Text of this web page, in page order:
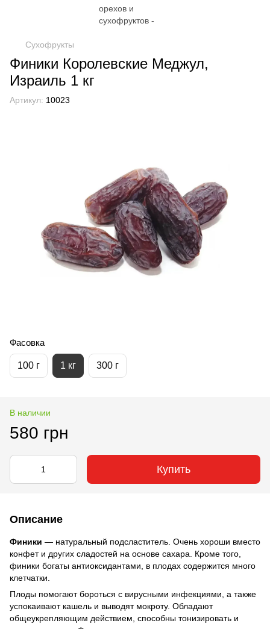
Сухофрукты
Финики Королевские Меджул,
Израиль 1 кг
Артикул: 10023
Фасовка
100 г 1 кг 300 г
В наличии
580 грн
Купить
Описание
Финики — натуральный подсластитель. Очень хороши вместо
конфет и других сладостей на основе сахара. Кроме того,
финики богаты антиоксидантами, в плодах содержится много
клетчатки.
Плоды помогают бороться с вирусными инфекциями, а также
успокаивают кашель и выводят мокроту. Обладают
общеукрепляющим действием, способны тонизировать и